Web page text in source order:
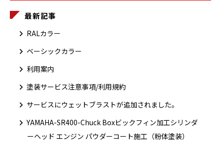
最新記事
RALカラー
ベーシックカラー
利用案内
塗装サービス注意事項/利用規約
サービスにウェットブラストが追加されました。
YAMAHA-SR400-Chuck Boxビックフィン加工シリンダ
ーヘッド エンジン パウダーコート施工（粉体塗装）